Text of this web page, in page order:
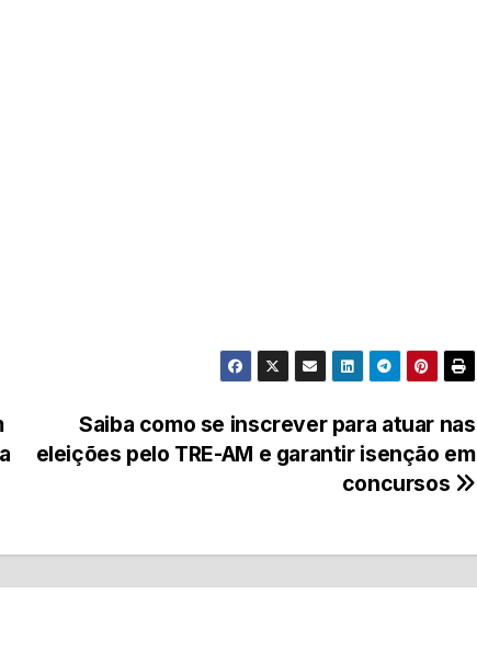
Saiba como se inscrever para atuar nas
eleições pelo TRE-AM e garantir isenção em
concursos